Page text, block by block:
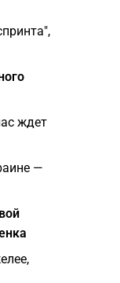
ждет
—